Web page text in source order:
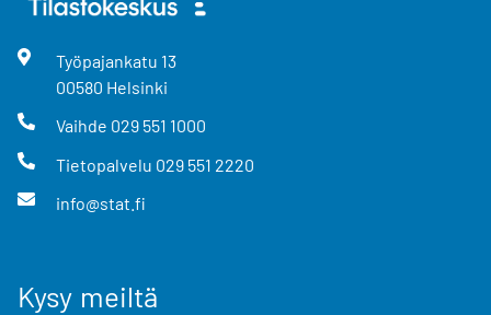
Työpajankatu 13
00580 Helsinki
Vaihde 029 551 1000
Tietopalvelu 029 551 2220
info@stat.fi
Kysy meiltä